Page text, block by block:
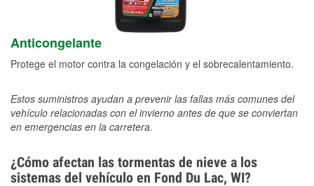
Anticongelante
Protege el motor contra la congelación y el sobrecalentamiento.
Estos suministros ayudan a prevenir las fallas más comunes del
vehículo relacionadas con el invierno antes de que se conviertan
en emergencias en la carretera.
¿Cómo afectan las tormentas de nieve a los
sistemas del vehículo en Fond Du Lac, WI?